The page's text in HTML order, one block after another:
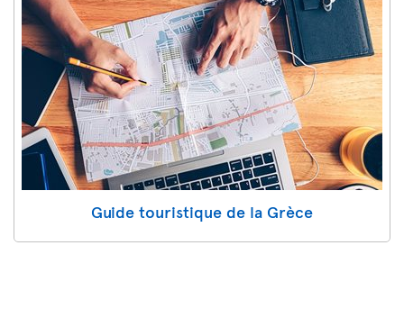
Guide touristique de la Grèce